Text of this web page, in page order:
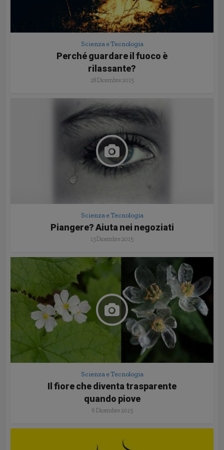
Scienza e Tecnologia
Perché guardare il fuoco è
rilassante?
28 Dicembre 2015
Scienza e Tecnologia
Piangere? Aiuta nei negoziati
13 Dicembre 2015
Scienza e Tecnologia
Il fiore che diventa trasparente
quando piove
6 Dicembre 2015